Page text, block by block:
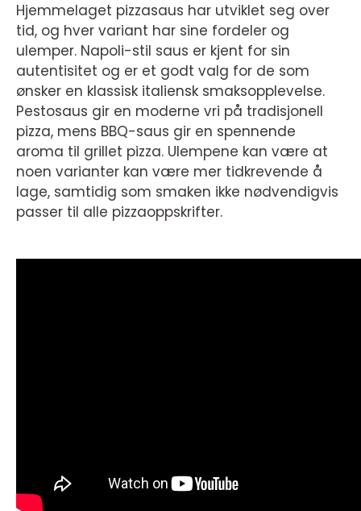
Hjemmelaget pizzasaus har utviklet seg over
tid, og hver variant har sine fordeler og
ulemper. Napoli-stil saus er kjent for sin
autentisitet og er et godt valg for de som
ønsker en klassisk italiensk smaksopplevelse.
Pestosaus gir en moderne vri på tradisjonell
pizza, mens BBQ-saus gir en spennende
aroma til grillet pizza. Ulempene kan være at
noen varianter kan være mer tidkrevende å
lage, samtidig som smaken ikke nødvendigvis
passer til alle pizzaoppskrifter.